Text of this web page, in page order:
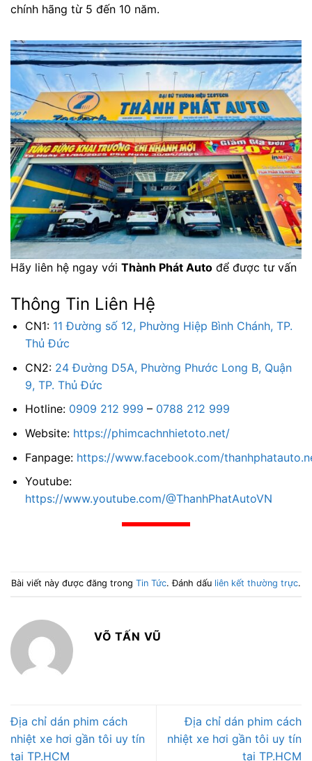
chính hãng từ 5 đến 10 năm.
Hãy liên hệ ngay với Thành Phát Auto để được tư vấn
Thông Tin Liên Hệ
CN1: 11 Đường số 12, Phường Hiệp Bình Chánh, TP.
Thủ Đức
CN2: 24 Đường D5A, Phường Phước Long B, Quận
9, TP. Thủ Đức
Hotline: 0909 212 999 – 0788 212 999
Website: https://phimcachnhietoto.net/
Fanpage: https://www.facebook.com/
Youtube:
https://www.youtube.com/@ThanhPhatAutoVN
Bài viết này được đăng trong Tin Tức. Đánh dấu liên kết thường trực.
VÕ TẤN VŨ
Địa chỉ dán phim cách
nhiệt xe hơi gần tôi uy tín
tại TP.HCM
Địa chỉ dán phim cách
nhiệt xe hơi gần tôi uy tín
tại TP.HCM